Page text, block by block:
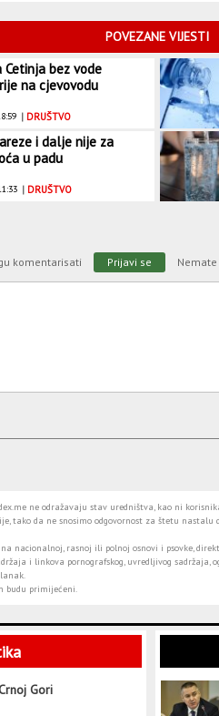
POVEZANE VIJESTI
Cetinja bez vode
na cjevovodu
| DRUŠTVO
i dalje nije za
u padu
| DRUŠTVO
komentarisati Prijavi se
ne odražavaju stav uredništva, kao ni
tako da ne snosimo odgovornost za štetu
na nacionalnoj, rasnoj ili polnoj osnovi i psovke,
i linkova pornografskog, uvredljivog
budu primijećeni.
Gori